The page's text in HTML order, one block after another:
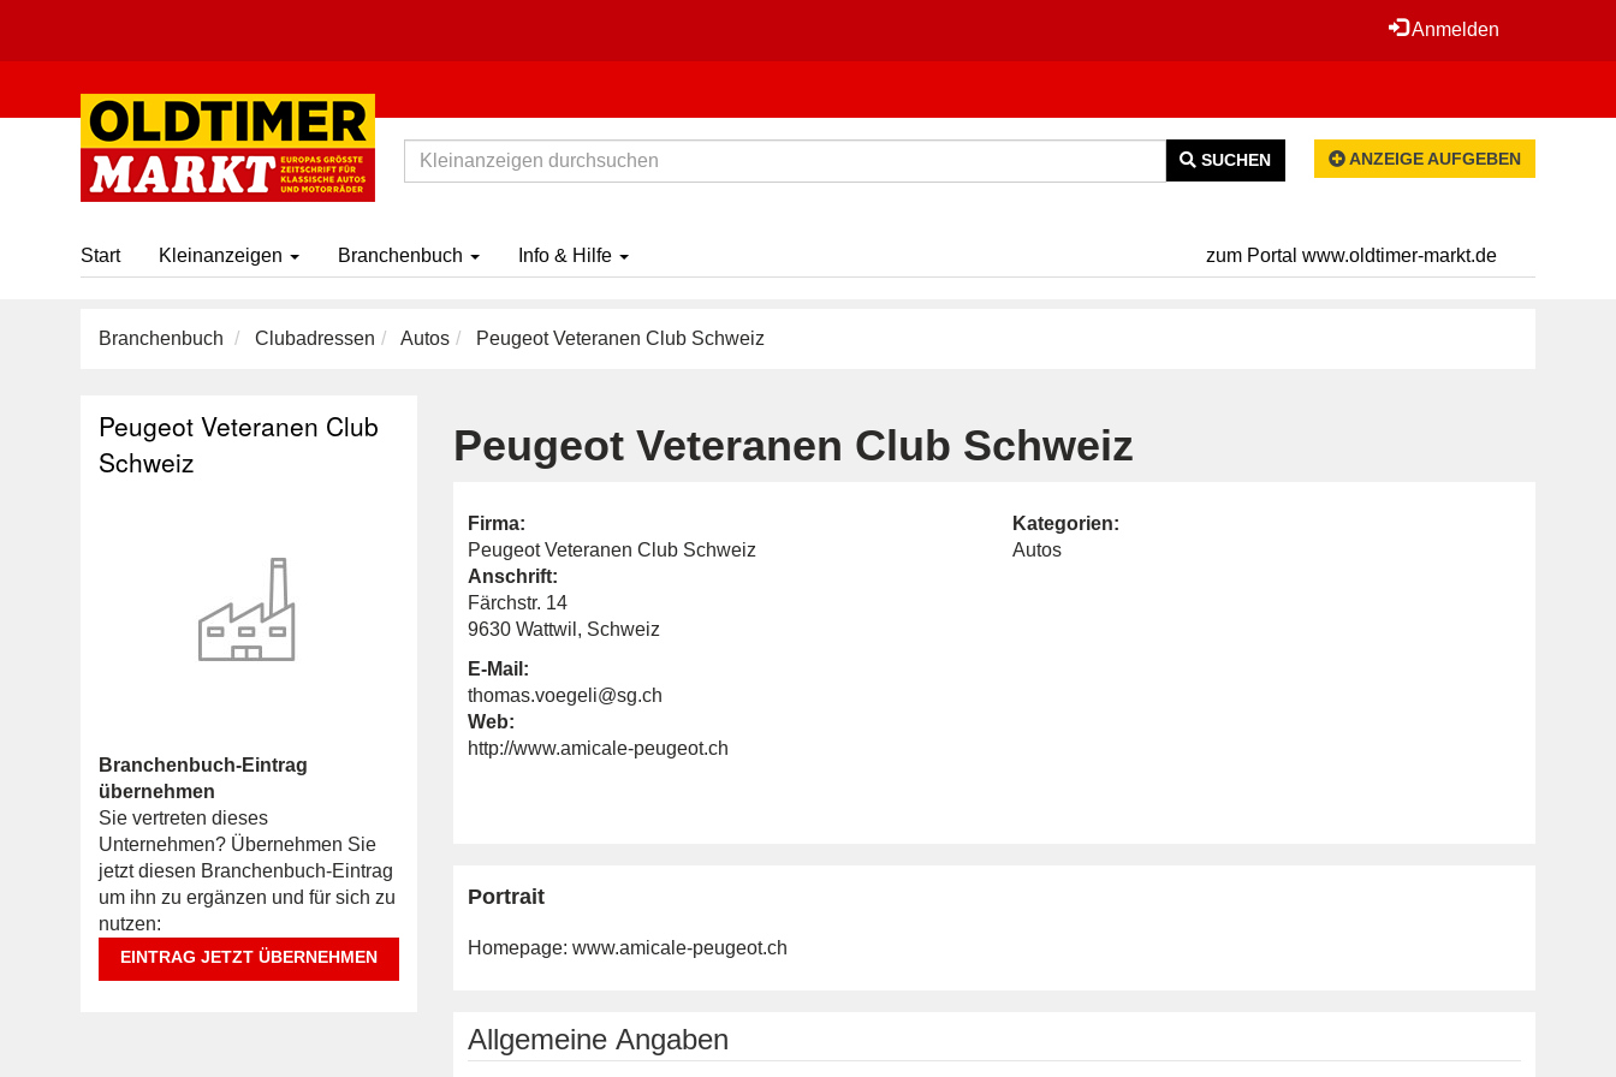
Anmelden
SUCHEN ANZEIGE AUFGEBEN
Start Kleinanzeigen Branchenbuch Info & Hilfe zum Portal www.oldtimer-markt.de
Branchenbuch Clubadressen Autos Peugeot Veteranen Club Schweiz
Peugeot Veteranen Club Schweiz
Firma:
Peugeot Veteranen Club Schweiz
Anschrift:
Färchstr. 14
9630 Wattwil, Schweiz
E-Mail:
thomas.voegeli@sg.ch
Web:
http://www.amicale-peugeot.ch
Kategorien:
Autos
Portrait
Homepage: www.amicale-peugeot.ch
Allgemeine Angaben
Peugeot Veteranen Club
Schweiz
Branchenbuch-Eintrag
übernehmen
Sie vertreten dieses
Unternehmen? Übernehmen Sie
jetzt diesen Branchenbuch-Eintrag
um ihn zu ergänzen und für sich zu
nutzen:
EINTRAG JETZT ÜBERNEHMEN